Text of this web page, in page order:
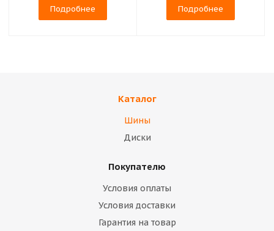
Подробнее Подробнее
Каталог
Шины
Диски
Покупателю
Условия оплаты
Условия доставки
Гарантия на товар